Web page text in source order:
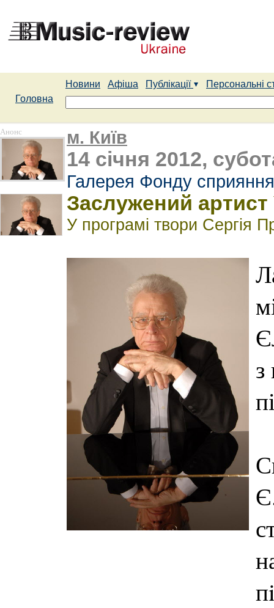
Новини Афіша Публікації
Персональні
Головна
Анонс м. Київ
14 січня 2012,
Галерея Фонду
Заслужений
У програмі твори Сергія
з